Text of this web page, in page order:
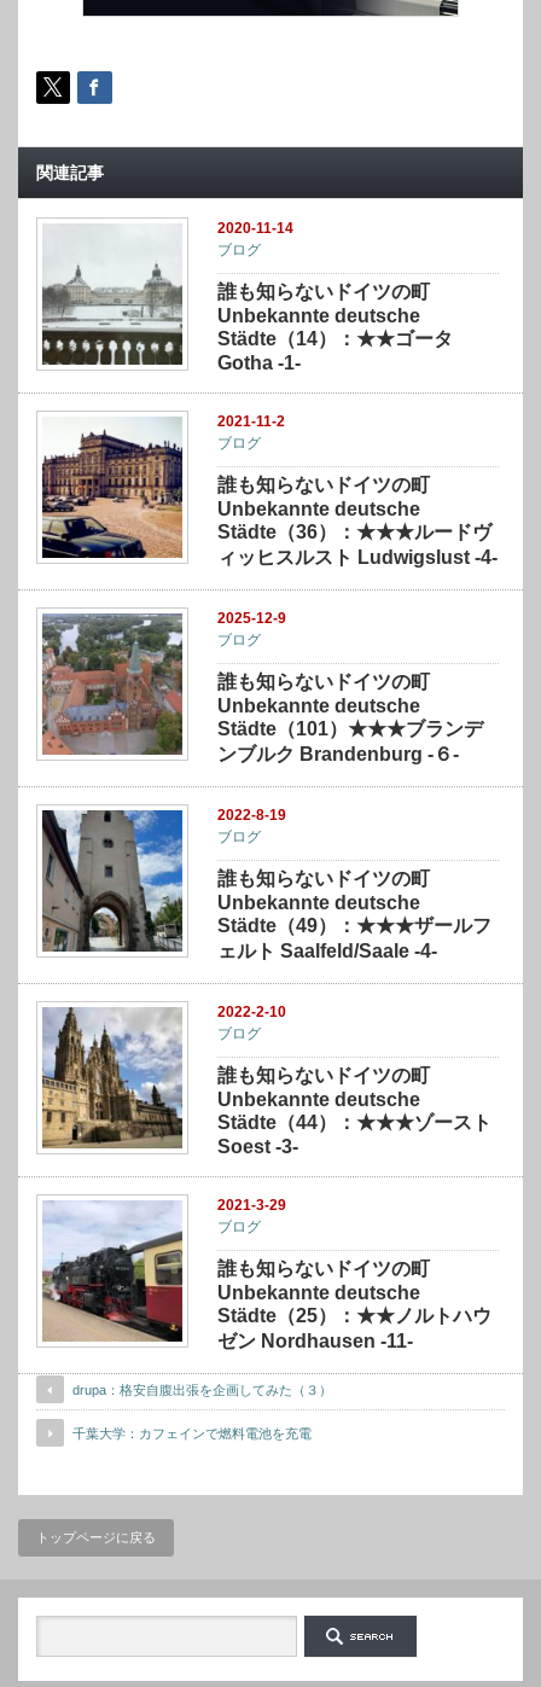
関連記事
2020-11-14
ブログ
誰も知らないドイツの町
Unbekannte deutsche
Städte（14）：★★ゴータ
Gotha -1-
2021-11-2
ブログ
誰も知らないドイツの町
Unbekannte deutsche
Städte（36）：★★★ルードヴ
ィッヒスルスト Ludwigslust -4-
2025-12-9
ブログ
誰も知らないドイツの町
Unbekannte deutsche
Städte（101）★★★ブランデ
ンブルク Brandenburg -６-
2022-8-19
ブログ
誰も知らないドイツの町
Unbekannte deutsche
Städte（49）：★★★ザールフ
ェルト Saalfeld/Saale -4-
2022-2-10
ブログ
誰も知らないドイツの町
Unbekannte deutsche
Städte（44）：★★★ゾースト
Soest -3-
2021-3-29
ブログ
誰も知らないドイツの町
Unbekannte deutsche
Städte（25）：★★ノルトハウ
ゼン Nordhausen -11-
drupa：格安自腹出張を企画してみた（３）
千葉大学：カフェインで燃料電池を充電
トップページに戻る